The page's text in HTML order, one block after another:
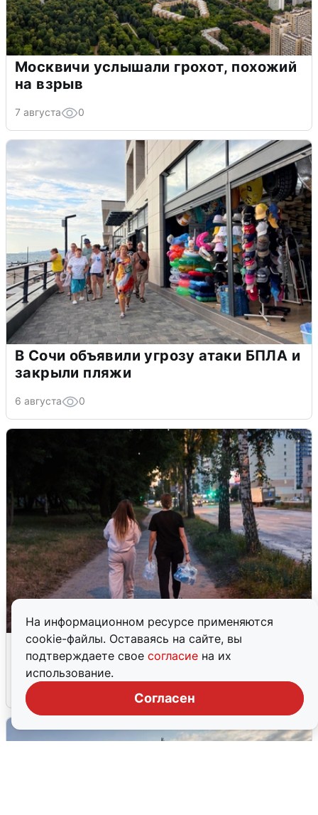
На информационном ресурсе применяются
cookie-файлы. Оставаясь на сайте, вы
подтверждаете свое согласие на их
использование.
Согласен
Москвичи услышали грохот, похожий
на взрыв
7 августа 0
В Сочи объявили угрозу атаки БПЛА и
закрыли пляжи
6 августа 0
Опубликована карта отключений
воды в Воронеже
6 августа